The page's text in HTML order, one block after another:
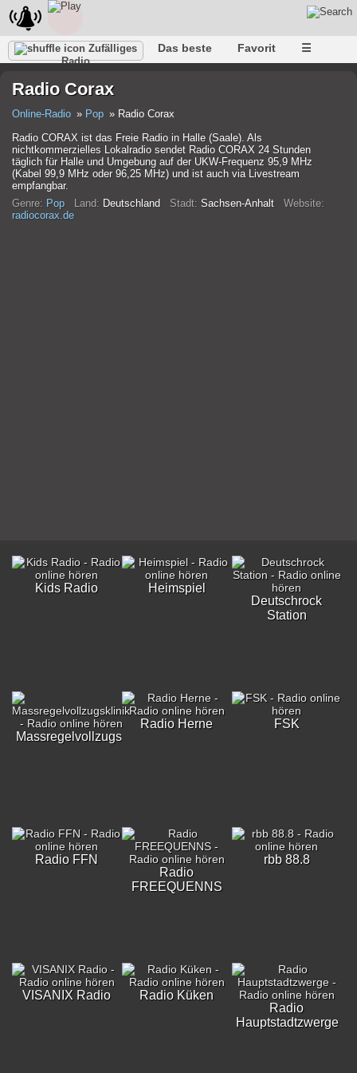
Zufälliges
Radio
Das beste Favorit ☰
Radio Corax
Online-Radio Pop
Radio Corax
Radio CORAX ist das Freie Radio in Halle (Saale). Als
nichtkommerzielles Lokalradio sendet Radio CORAX 24 Stunden
täglich für Halle und Umgebung auf der UKW-Frequenz 95,9 MHz
(Kabel 99,9 MHz oder 96,25 MHz) und ist auch via Livestream
empfangbar.
Genre: Pop Land: Deutschland Stadt: Sachsen-Anhalt Website:
radiocorax.de
Kids Radio
Heimspiel
Deutschrock
Station
Massregelvollzugsklinik
Radio Herne FSK
Radio FFN
Radio
FREEQUENNS
rbb 88.8
VISANIX Radio
Radio Küken
Radio
Hauptstadtzwerge